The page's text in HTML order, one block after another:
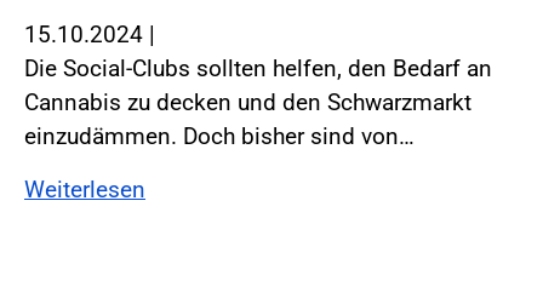
15.10.2024 |
Die Social-Clubs sollten helfen, den Bedarf an
Cannabis zu decken und den Schwarzmarkt
einzudämmen. Doch bisher sind von…
Weiterlesen